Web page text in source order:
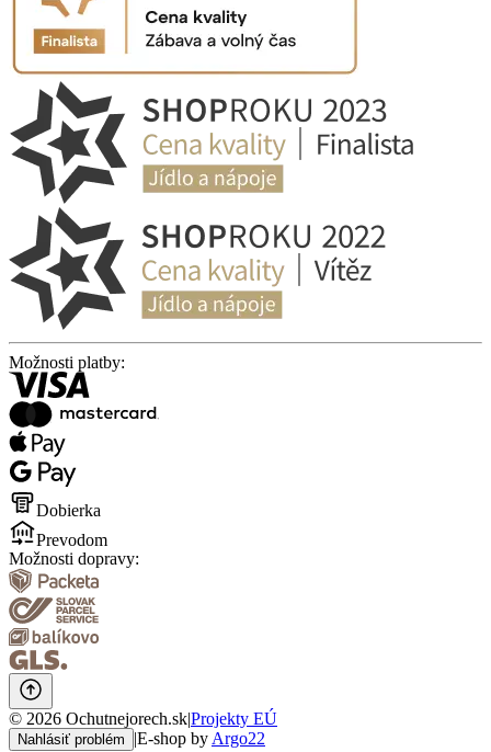
Možnosti platby:
Dobierka
Prevodom
Možnosti dopravy:
© 2026 Ochutnejorech.sk|Projekty EÚ
Nahlásiť problém |E-shop by Argo22